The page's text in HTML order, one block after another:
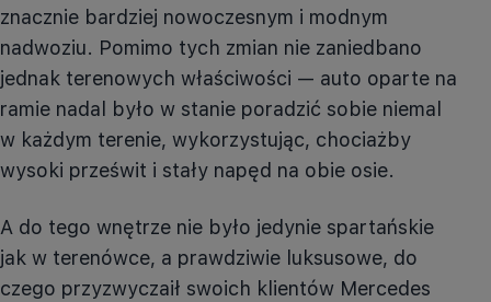
znacznie bardziej nowoczesnym i modnym
nadwoziu. Pomimo tych zmian nie zaniedbano
jednak terenowych właściwości — auto oparte na
ramie nadal było w stanie poradzić sobie niemal
w każdym terenie, wykorzystując, chociażby
wysoki prześwit i stały napęd na obie osie.
A do tego wnętrze nie było jedynie spartańskie
jak w terenówce, a prawdziwie luksusowe, do
czego przyzwyczaił swoich klientów Mercedes